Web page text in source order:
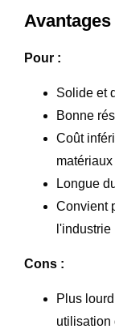
Pour :
Solide et
Bonne
Coût
matériaux
Longue
Convient
l'industrie
Cons :
Plus
utilisation